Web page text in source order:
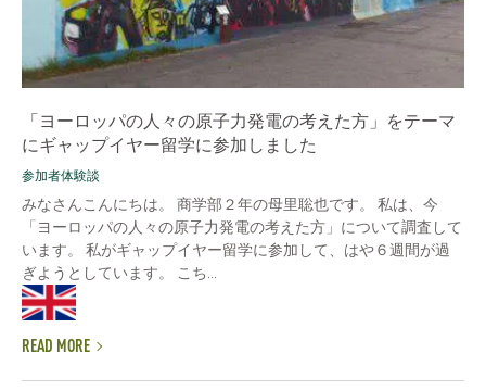
「ヨーロッパの人々の原子力発電の考えた方」をテーマ
にギャップイヤー留学に参加しました
参加者体験談
みなさんこんにちは。 商学部２年の母里聡也です。 私は、今
「ヨーロッパの人々の原子力発電の考えた方」について調査して
います。 私がギャップイヤー留学に参加して、はや６週間が過
ぎようとしています。 こち...
READ MORE